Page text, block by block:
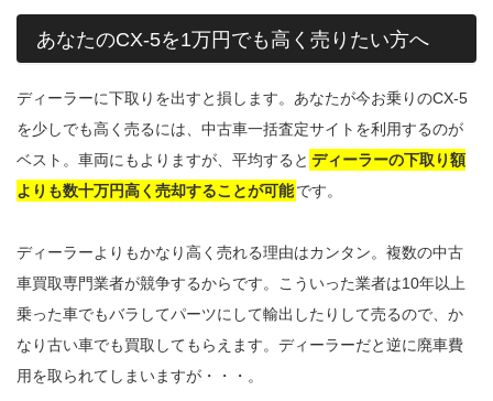
あなたのCX-5を1万円でも高く売りたい方へ
ディーラーに下取りを出すと損します。あなたが今お乗りのCX-5
を少しでも高く売るには、中古車一括査定サイトを利用するのが
ベスト。車両にもよりますが、平均すると ディーラーの下取り額
よりも数十万円高く売却することが可能です。
ディーラーよりもかなり高く売れる理由はカンタン。複数の中古
車買取専門業者が競争するからです。こういった業者は10年以上
乗った車でもバラしてパーツにして輸出したりして売るので、か
なり古い車でも買取してもらえます。ディーラーだと逆に廃車費
用を取られてしまいますが・・・。